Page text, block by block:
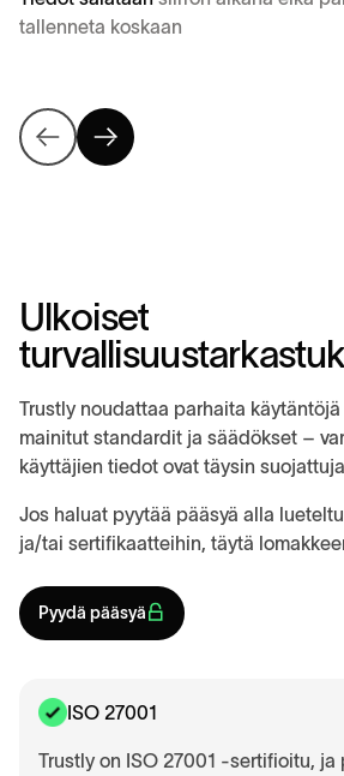
tallenneta koskaan
Ulkoiset
turvallisuustarkastuk
Trustly noudattaa parhaita
mainitut standardit ja säädökset –
käyttäjien tiedot ovat täysin
Jos haluat pyytää pääsyä alla
ja/tai sertifikaatteihin, täytä
Pyydä pääsyä
ISO 27001
Trustly on ISO 27001 -sertifioitu, ja